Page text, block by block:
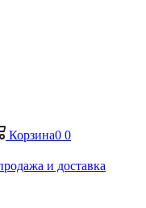
Корзина0 0